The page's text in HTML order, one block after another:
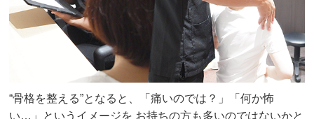
“骨格を整える”となると、「痛いのでは？」「何か怖
い…」というイメージを お持ちの方も多いのではないかと